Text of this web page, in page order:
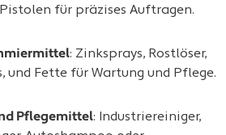
für präzises Auftragen.
: Zinksprays, Rostlöser,
und Fette für Wartung und Pflege.
Pflegemittel: Industriereiniger,